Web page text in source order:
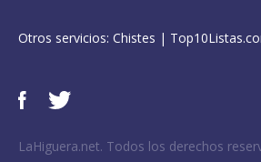
Otros servicios: Chistes |
LaHiguera.net. Todos los derechos